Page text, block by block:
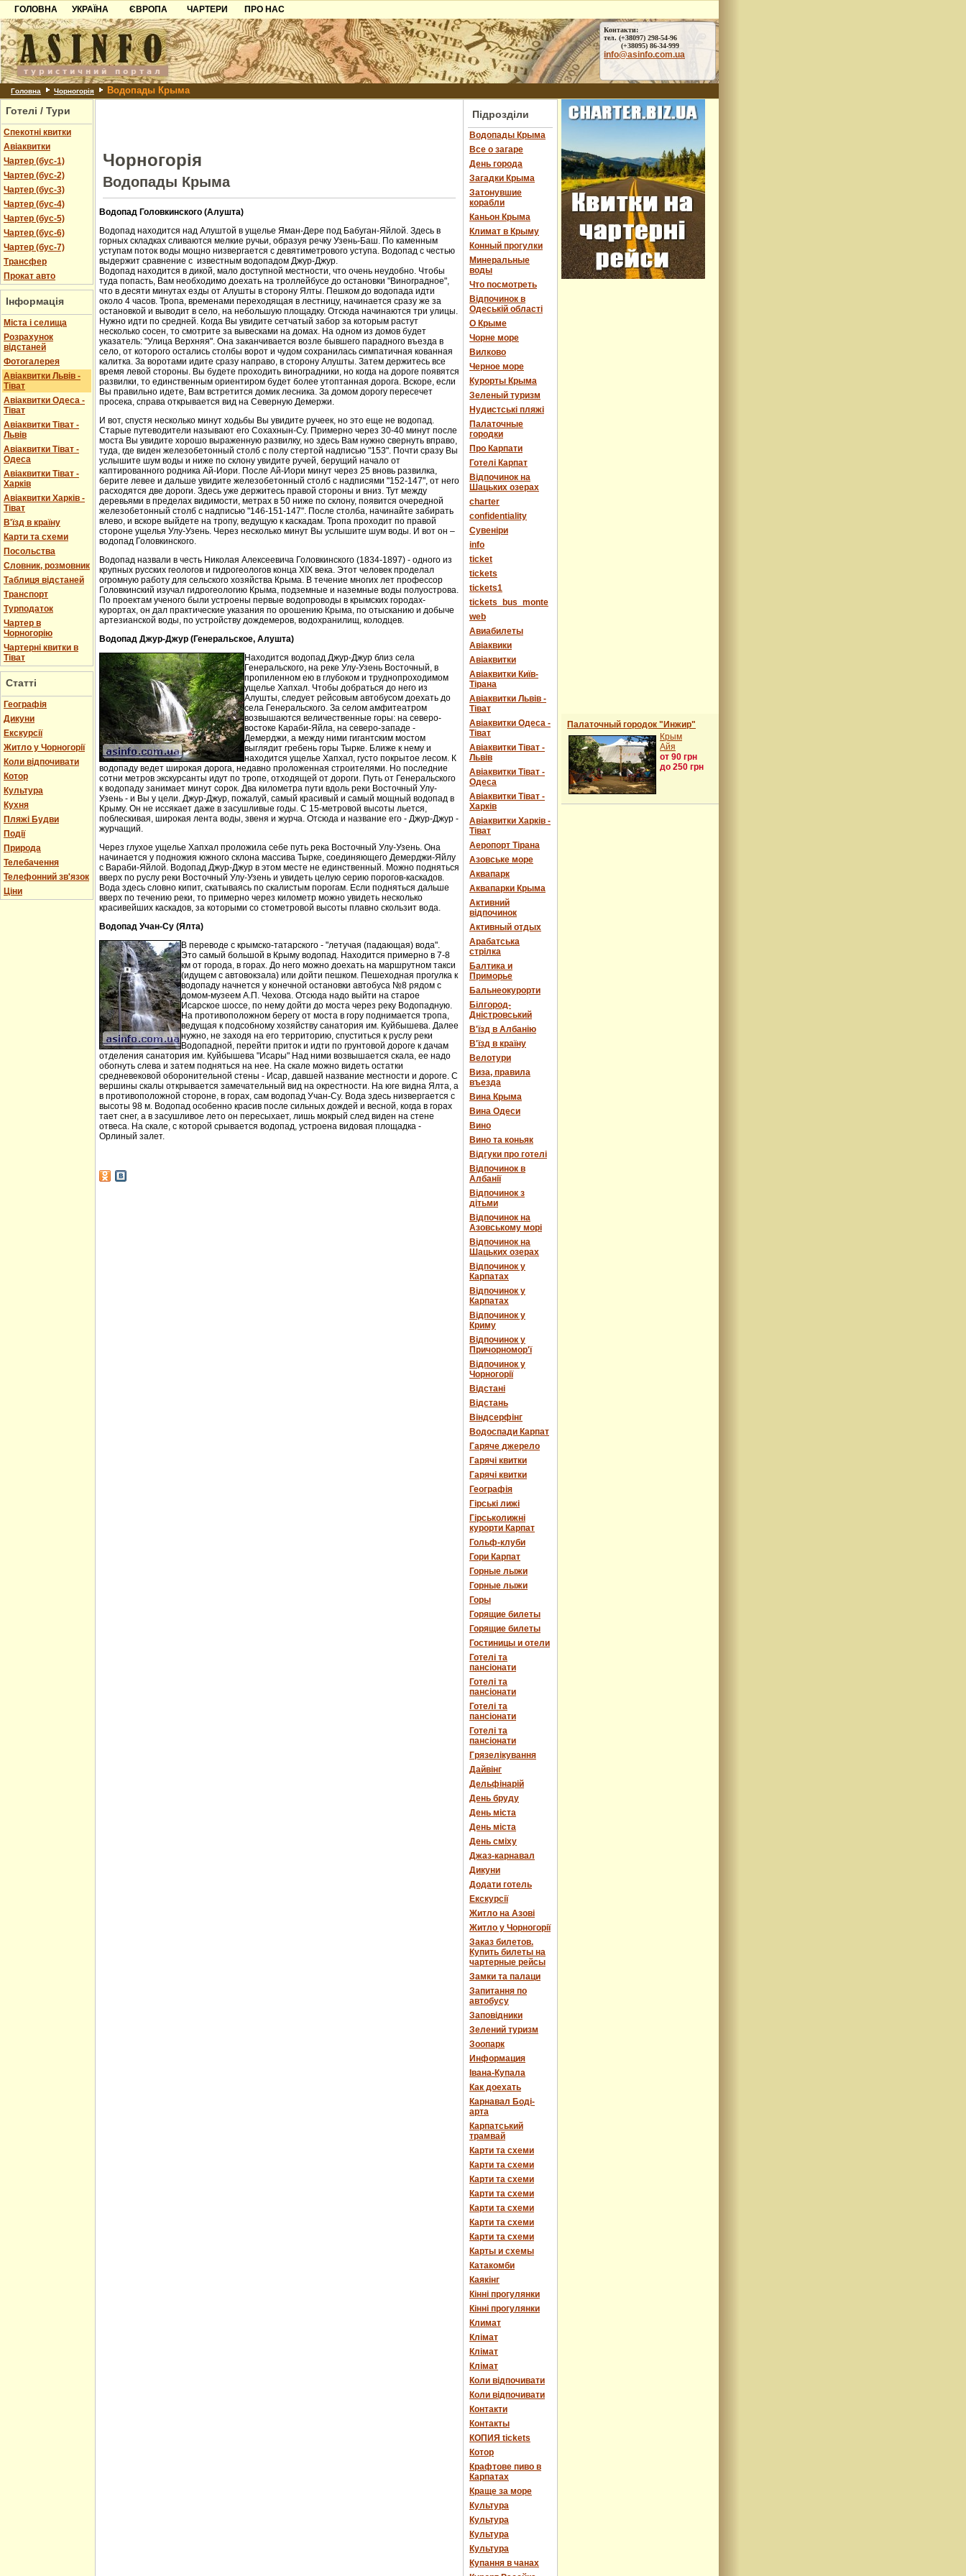
ГОЛОВНА
УКРАЇНА
Карпати
Азов
Причорноморря
Шацьк
ЄВРОПА
Чорногорія
Хорватія
Болгарія
Албанія
ЧАРТЕРИ
ПРО НАС
Контакти
Партнерам
Додати готель
Контакти:
тел. (+38097) 298-54-96
(+38095) 86-34-999
info@asinfo.com.ua
Головна Чорногорія Водопады Крыма
Готелі / Тури
Спекотні квитки
Авіаквитки
Чартер (бус-1)
Чартер (бус-2)
Чартер (бус-3)
Чартер (бус-4)
Чартер (бус-5)
Чартер (бус-6)
Чартер (бус-7)
Трансфер
Прокат авто
Інформація
Міста і селища
Розрахунок
відстаней
Фотогалерея
Авіаквитки Львів -
Тіват
Авіаквитки Одеса -
Тіват
Авіаквитки Тіват -
Львів
Авіаквитки Тіват -
Одеса
Авіаквитки Тіват -
Харків
Авіаквитки Харків -
Тіват
В'їзд в країну
Карти та схеми
Посольства
Словник, розмовник
Таблиця відстаней
Транспорт
Турподаток
Чартер в
Чорногорію
Чартерні квитки в
Тіват
Статті
Географія
Дикуни
Екскурсії
Житло у Чорногорії
Коли відпочивати
Котор
Культура
Кухня
Пляжі Будви
Події
Природа
Телебачення
Телефонний зв'язок
Ціни
Чорногорія
Водопады Крыма
Водопад Головкинского (Алушта)
Водопад находится над Алуштой в ущелье Яман-Дере под Бабуган-Яйлой. Здесь в
горных складках сливаются мелкие ручьи, образуя речку Узень-Баш. По каменным
уступам поток воды мощно низвергается с девятиметрового уступа. Водопад с честью
выдержит сравнение с известным водопадом Джур-Джур.
Водопад находится в дикой, мало доступной местности, что очень неудобно. Чтобы
туда попасть, Вам необходимо доехать на троллейбусе до остановки "Виноградное",
что в десяти минутах езды от Алушты в сторону Ялты. Пешком до водопада идти
около 4 часов. Тропа, временами переходящая в лестницу, начинается сразу же за
остановкой и выводит в село, на небольшую площадку. Отсюда начинаются три улицы.
Нужно идти по средней. Когда Вы увидите сетчатый забор за которым растут
несколько сосен, то смотрите за вывесками на домах. На одном из домов будет
указатель: "Улица Верхняя". Она заканчивается возле бывшего парадного въезда в
село, от которого остались столбы ворот и чудом сохранилась симпатичная кованная
калитка. За воротами идите сразу направо, в сторону Алушты. Затем держитесь все
время левой стороны. Вы будете проходить виноградники, но когда на дороге появятся
развилки, то единственным ориентиром будет более утоптанная дорога. Вскоре, если
Вы правильно идете, Вам встретится домик лесника. За домом дорогу пересечет
просека, справа открывается вид на Северную Демержи.
И вот, спустя несколько минут ходьбы Вы увидите ручеек, но это еще не водопад.
Старые путеводители называют его Сохахнын-Су. Примерно через 30-40 минут после
моста Вы увидите хорошо выраженную развилку, но здесь Вам нужно свернуть вправо,
туда, где виден железобетонный столб с полу стертой надписью "153". Почти сразу Вы
услышите шум воды и ниже по склону увидите ручей, берущий начало от
каптированного родника Ай-Иори. После Ай-Иори минут через 25 вновь развилка,
берите левее и дальше увидите железобетонный столб с надписями "152-147", от него
расходятся две дороги. Здесь уже держитесь правой стороны и вниз. Тут между
деревьями в пределах видимости, метрах в 50 ниже по склону, появится очередной
железобетонный столб с надписью "146-151-147". После столба, начинайте забирать
влево, и вскоре выйдете на тропу, ведущую к каскадам. Тропа проходит по правой
стороне ущелья Улу-Узень. Через несколько минут Вы услышите шум воды. И вот он –
водопад Головкинского.
Водопад назвали в честь Николая Алексеевича Головкинского (1834-1897) - одного из
крупных русских геологов и гидрогеологов конца XIX века. Этот человек проделал
огромную работу для сельского хозяйства Крыма. В течение многих лет профессор
Головкинский изучал гидрогеологию Крыма, подземные и наземные воды полуострова.
По проектам ученого были устроены первые водопроводы в крымских городах-
курортах, он дал практические указания по орошению Крыма, по отысканию и добыче
артезианской воды, по устройству дождемеров, водохранилищ, колодцев.
Водопад Джур-Джур (Генеральское, Алушта)
Находится водопад Джур-Джур близ села
Генеральского, на реке Улу-Узень Восточный, в
пропиленном ею в глубоком и труднопроходимом
ущелье Хапхал. Чтобы добраться до него из
Алушты, следует рейсовым автобусом доехать до
села Генеральского. За селом амфитеатром
возвышаются величественные горы: на северо-
востоке Караби-Яйла, на северо-западе -
Демерджи, а между ними гигантским мостом
выглядит гребень горы Тырке. Ближе к нему и
находится ущелье Хапхал, густо покрытое лесом. К
водопаду ведет широкая дорога, недавно проложенная строителями. Но последние
сотни метров экскурсанты идут по тропе, отходящей от дороги. Путь от Генеральского
к водопаду занимает минут сорок. Два километра пути вдоль реки Восточный Улу-
Узень - и Вы у цели. Джур-Джур, пожалуй, самый красивый и самый мощный водопад в
Крыму. Он не иссякает даже в засушливые годы. С 15-метровой высоты льется,
поблескивая, широкая лента воды, звеня и журча. Отсюда и название его - Джур-Джур -
журчащий.
Через глухое ущелье Хапхал проложила себе путь река Восточный Улу-Узень. Она
начинается у подножия южного склона массива Тырке, соединяющего Демерджи-Яйлу
с Вараби-Яйлой. Водопад Джур-Джур в этом месте не единственный. Можно подняться
вверх по руслу реки Восточный Улу-Узень и увидеть целую серию порогов-каскадов.
Вода здесь словно кипит, скатываясь по скалистым порогам. Если подняться дальше
вверх по течению реки, то примерно через километр можно увидеть несколько
красивейших каскадов, за которыми со стометровой высоты плавно скользит вода.
Водопад Учан-Су (Ялта)
В переводе с крымско-татарского - "летучая (падающая) вода".
Это самый большой в Крыму водопад. Находится примерно в 7-8
км от города, в горах. До него можно доехать на маршрутном такси
(идущем с автовокзала) или дойти пешком. Пешеходная прогулка к
водопаду начнется у конечной остановки автобуса №8 рядом с
домом-музеем А.П. Чехова. Отсюда надо выйти на старое
Исарское шоссе, по нему дойти до моста через реку Водопадную.
На противоположном берегу от моста в гору поднимается тропа,
ведущая к подсобному хозяйству санатория им. Куйбышева. Далее
нужно, не заходя на его территорию, спуститься к руслу реки
Водопадной, перейти приток и идти по грунтовой дороге к дачам
отделения санатория им. Куйбышева "Исары" Над ними возвышается скала, ее надо
обогнуть слева и затем подняться на нее. На скале можно видеть остатки
средневековой оборонительной стены - Исар, давшей название местности и дороге. С
вершины скалы открывается замечательный вид на окрестности. На юге видна Ялта, а
в противоположной стороне, в горах, сам водопад Учан-Су. Вода здесь низвергается с
высоты 98 м. Водопад особенно красив после сильных дождей и весной, когда в горах
тает снег, а в засушливое лето он пересыхает, лишь мокрый след виден на стене
отвеса. На скале, с которой срывается водопад, устроена видовая площадка -
Орлиный залет.
Підрозділи
Водопады Крыма
Все о загаре
День города
Загадки Крыма
Затонувшие
корабли
Каньон Крыма
Климат в Крыму
Конный прогулки
Минеральные
воды
Что посмотреть
Відпочинок в
Одеській області
О Крыме
Чорне море
Вилково
Черное море
Курорты Крыма
Зеленый туризм
Нудистські пляжі
Палаточные
городки
Про Карпати
Готелі Карпат
Відпочинок на
Шацьких озерах
charter
confidentiality
Cувеніри
info
ticket
tickets
tickets1
tickets_bus_monte
web
Авиабилеты
Авіаквики
Авіаквитки
Авіаквитки Київ-
Тірана
Авіаквитки Львів -
Тіват
Авіаквитки Одеса -
Тіват
Авіаквитки Тіват -
Львів
Авіаквитки Тіват -
Одеса
Авіаквитки Тіват -
Харків
Авіаквитки Харків -
Тіват
Аеропорт Тірана
Азовське море
Аквапарк
Аквапарки Крыма
Активний
відпочинок
Активный отдых
Арабатська
стрілка
Балтика и
Приморье
Бальнеокурорти
Білгород-
Дністровський
В'їзд в Албанію
В'їзд в країну
Велотури
Виза, правила
въезда
Вина Крыма
Вина Одеси
Вино
Вино та коньяк
Відгуки про готелі
Відпочинок в
Албанії
Відпочинок з
дітьми
Відпочинок на
Азовському морі
Відпочинок на
Шацьких озерах
Відпочинок у
Карпатах
Відпочинок у
Карпатах
Відпочинок у
Криму
Відпочинок у
Причорномор'ї
Відпочинок у
Чорногорії
Відстані
Відстань
Віндсерфінг
Водоспади Карпат
Гаряче джерело
Гарячі квитки
Гарячі квитки
Географія
Гірські лижі
Гірськолижні
курорти Карпат
Гольф-клуби
Гори Карпат
Горные лыжи
Горные лыжи
Горы
Горящие билеты
Горящие билеты
Гостиницы и отели
Готелі та
пансіонати
Готелі та
пансіонати
Готелі та
пансіонати
Готелі та
пансіонати
Грязелікування
Дайвінг
Дельфінарій
День бруду
День міста
День міста
День сміху
Джаз-карнавал
Дикуни
Додати готель
Екскурсії
Житло на Азові
Житло у Чорногорії
Заказ билетов.
Купить билеты на
чартерные рейсы
Замки та палаци
Запитання по
автобусу
Заповідники
Зелений туризм
Зоопарк
Информация
Івана-Купала
Как доехать
Карнавал Боді-
арта
Карпатський
трамвай
Карти та схеми
Карти та схеми
Карти та схеми
Карти та схеми
Карти та схеми
Карти та схеми
Карти та схеми
Карты и схемы
Катакомби
Каякінг
Кінні прогулянки
Кінні прогулянки
Климат
Клімат
Клімат
Клімат
Коли відпочивати
Коли відпочивати
Контакти
Контакты
КОПИЯ tickets
Котор
Крафтове пиво в
Карпатах
Краще за море
Культура
Культура
Культура
Культура
Купання в чанах
Палаточный городок "Инжир"
Крым
Айя
от 90 грн
до 250 грн